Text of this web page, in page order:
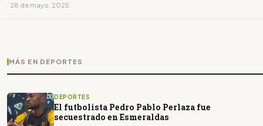
· 28 de mayo, 2025
MÁS EN DEPORTES
DEPORTES
El futbolista Pedro Pablo Perlaza fue
secuestrado en Esmeraldas